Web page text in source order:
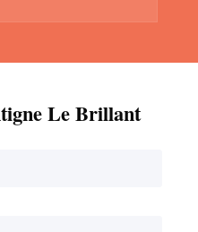
Le Brillant